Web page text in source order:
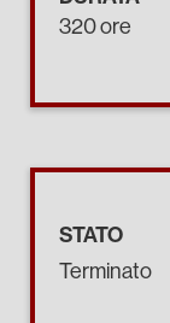
320 ore
STATO
Terminato